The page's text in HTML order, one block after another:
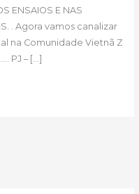
ENSAIOS E NAS
. Agora vamos canalizar
na Comunidade Vietnã Z
PJ – […]